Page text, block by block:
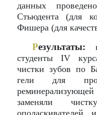
данных
Стьюдента (для
Фишера (для
Результаты:
студенты IV
чистки зубов по
гели для
заменяли
ополаскивателей